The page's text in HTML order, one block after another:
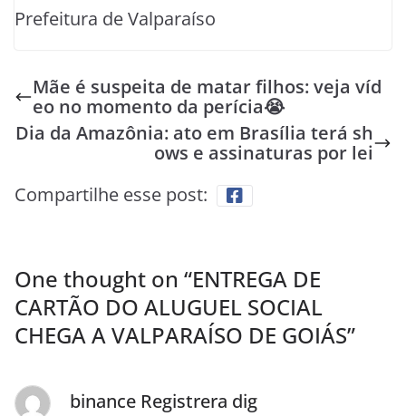
Prefeitura de Valparaíso
Mãe é suspeita de matar filhos: veja víd
eo no momento da perícia😭
Dia da Amazônia: ato em Brasília terá sh
ows e assinaturas por lei
Compartilhe esse post:
One thought on “ENTREGA DE
CARTÃO DO ALUGUEL SOCIAL
CHEGA A VALPARAÍSO DE GOIÁS”
binance Registrera dig